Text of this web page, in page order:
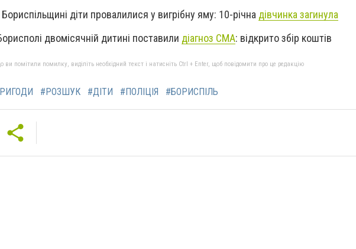
діти провалилися у вигрібну яму: 10-річна дівчинка загинула
двомісячній дитині поставили діагноз СМА: відкрито збір коштів
ви помітили помилку, виділіть необхідний текст і натисніть Ctrl + Enter, щоб повідомити про це редакцію
#РОЗШУК #ДІТИ #ПОЛІЦІЯ #БОРИСПІЛЬ